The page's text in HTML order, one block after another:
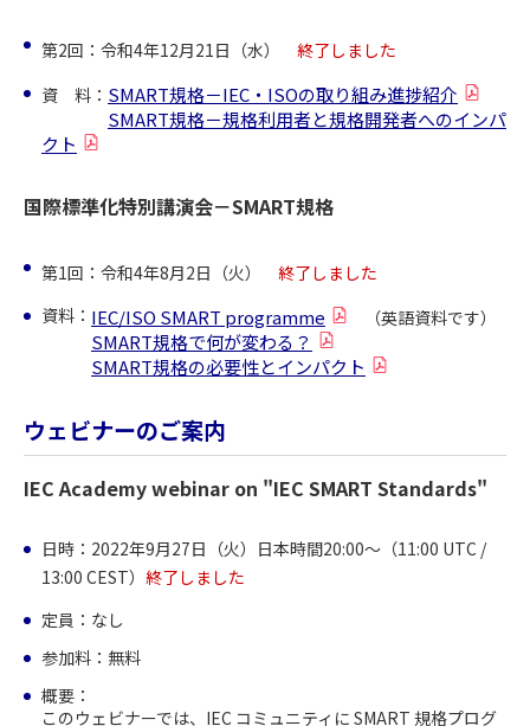
第2回：令和4年12月21日（水） 終了しました
資 料： SMART規格－IEC・ISOの取り組み進捗紹介
SMART規格－規格利用者と規格開発者へのインパ
クト
国際標準化特別講演会－SMART規格
第1回：令和4年8月2日（火） 終了しました
資料： IEC/ISO SMART programme （英語資料です）
SMART規格で何が変わる？
SMART規格の必要性とインパクト
ウェビナーのご案内
IEC Academy webinar on "IEC SMART Standards"
日時：2022年9月27日（火）日本時間20:00～（11:00 UTC /
13:00 CEST） 終了しました
定員：なし
参加料：無料
概要：
このウェビナーでは、IEC コミュニティに SMART 規格プログ